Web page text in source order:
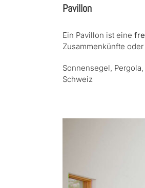
Pavillon
Ein Pavillon ist eine
Zusammenkünfte
Sonnensegel,
Schweiz